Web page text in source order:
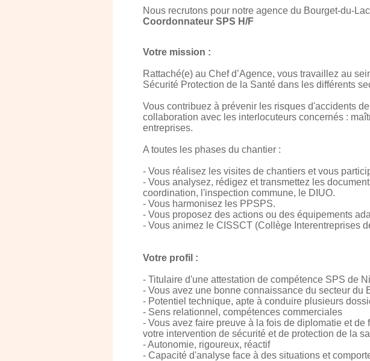
Nous recrutons pour notre agence du Bourget-du-
Coordonnateur SPS H/F
Votre mission :
Rattaché(e) au Chef d’Agence, vous travaillez au
Sécurité Protection de la Santé dans les différents
Vous contribuez à prévenir les risques d'accidents
collaboration avec les interlocuteurs concernés :
entreprises.
A toutes les phases du chantier :
- Vous réalisez les visites de chantiers et vous
- Vous analysez, rédigez et transmettez les
coordination, l'inspection commune, le DIUO.
- Vous harmonisez les PPSPS.
- Vous proposez des actions ou des équipements
- Vous animez le CISSCT (Collège Interentreprises
Votre profil :
- Titulaire d'une attestation de compétence SPS de
- Vous avez une bonne connaissance du secteur du
- Potentiel technique, apte à conduire plusieurs
- Sens relationnel, compétences commerciales
- Vous avez faire preuve à la fois de diplomatie et
votre intervention de sécurité et de protection de la
- Autonomie, rigoureux, réactif
- Capacité d'analyse face à des situations et